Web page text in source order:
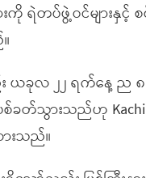
တပ်ဖွဲ့ဝင်များနှင့် စစ်
ယခုလ ၂၂ ရက်နေ့ ည
ခတ်သွားသည်ဟု
းသည်။